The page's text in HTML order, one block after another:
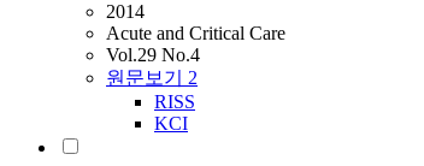
2014
Acute and Critical Care
Vol.29 No.4
원문보기 2
RISS
KCI